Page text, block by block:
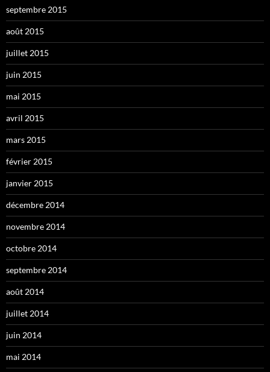
septembre 2015
août 2015
juillet 2015
juin 2015
mai 2015
avril 2015
mars 2015
février 2015
janvier 2015
décembre 2014
novembre 2014
octobre 2014
septembre 2014
août 2014
juillet 2014
juin 2014
mai 2014